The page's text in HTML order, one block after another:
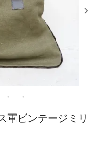
軍ビンテージミリ